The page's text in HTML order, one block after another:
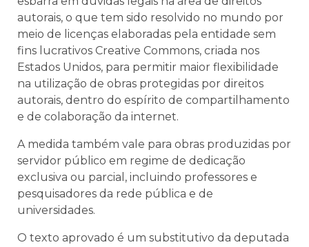
autorais, o que tem sido resolvido no mundo por
meio de licenças elaboradas pela entidade sem
fins lucrativos Creative Commons, criada nos
Estados Unidos, para permitir maior flexibilidade
na utilização de obras protegidas por direitos
autorais, dentro do espírito de compartilhamento
e de colaboração da internet.
A medida também vale para obras produzidas por
servidor público em regime de dedicação
exclusiva ou parcial, incluindo professores e
pesquisadores da rede pública e de
universidades.
O texto aprovado é um substitutivo da deputada